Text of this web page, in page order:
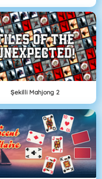
Şekilli Mahjong 2